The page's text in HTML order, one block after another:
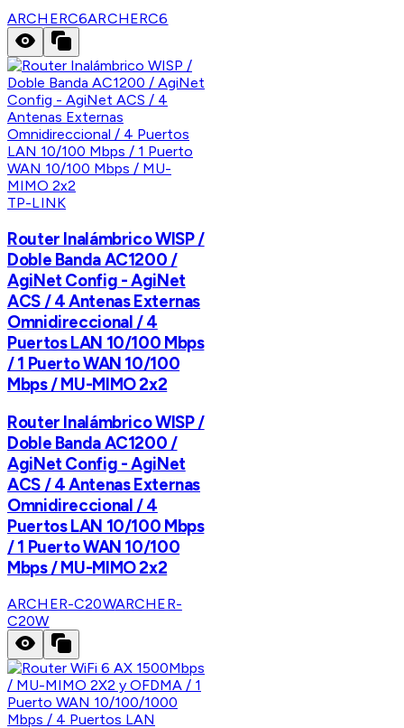
ARCHERC6ARCHERC6
TP-LINK
Router Inalámbrico WISP /
Doble Banda AC1200 /
AgiNet Config - AgiNet
ACS / 4 Antenas Externas
Omnidireccional / 4
Puertos LAN 10/100 Mbps
/ 1 Puerto WAN 10/100
Mbps / MU-MIMO 2x2
Router Inalámbrico WISP /
Doble Banda AC1200 /
AgiNet Config - AgiNet
ACS / 4 Antenas Externas
Omnidireccional / 4
Puertos LAN 10/100 Mbps
/ 1 Puerto WAN 10/100
Mbps / MU-MIMO 2x2
ARCHER-C20WARCHER-
C20W